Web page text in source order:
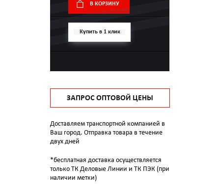
В КОРЗИНУ
Купить в 1 клик
ЗАПРОС ОПТОВОЙ ЦЕНЫ
Доставляем транспортной компанией в
Ваш город. Отправка товара в течение
двух дней
*бесплатная доставка осуществляется
только ТК Деловые Линии и ТК ПЭК (при
наличии метки)